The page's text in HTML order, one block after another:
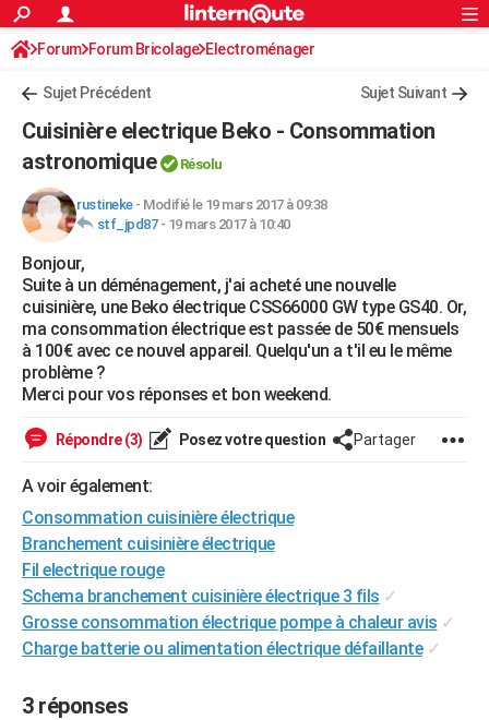
ACTUALITÉS
Politique
Société
Faits Divers
Education
Monde
Villes
+
Programme TV
Streaming
Cinéma
Sorties cinéma
Musique
FINANCE
Retraite
Impôts
Epargne
Immobilier
Risques naturels par ville
Banque
Assurance
Crédit
AUTO
Essais
Réserver un essai
Citadines
Berlines
SUV
Forum auto
HIGH-TECH
Mobiles
Meilleur smartphone
Internet
Ordinateurs
Jeux vidéo
Guide high-tech
+BRICOLAGE
Forum
Aménagement intérieur
Extérieur
Cuisine
Salle de bains
Jardinage
Rangement
WEEK-END
Guides de France
Escapades
Patrimoine
Expositions
Musées
Week-end nature
LIFESTYLE
SANTE
Destinations
City break
Voyage nature
Voyage de noces
Forum
Climat
+PHOTO
GUIDES D'ACHAT
BONS PLANS
CARTE DE VOEUX
S'inscrire
Connexion
Forum Forum Bricolage Electroménager
Sujet Précédent Sujet Suivant
Cuisinière electrique Beko - Consommation
astronomique
Résolu
rustineke- Modifié le 19 mars 2017 à 09:38
stf_jpd87- 19 mars 2017 à 10:40
Bonjour,
Suite à un déménagement, j'ai acheté une nouvelle
cuisinière, une Beko électrique CSS66000 GW type GS40. Or,
ma consommation électrique est passée de 50€ mensuels
à 100€ avec ce nouvel appareil. Quelqu'un a t'il eu le même
problème ?
Merci pour vos réponses et bon weekend.
Répondre (3) Posez votre question Partager
A voir également:
Consommation cuisinière électrique
Branchement cuisinière électrique
Fil electrique rouge
Schema branchement cuisinière électrique 3 fils ✓
Grosse consommation électrique pompe à chaleur avis ✓
Charge batterie ou alimentation électrique défaillante ✓
3 réponses